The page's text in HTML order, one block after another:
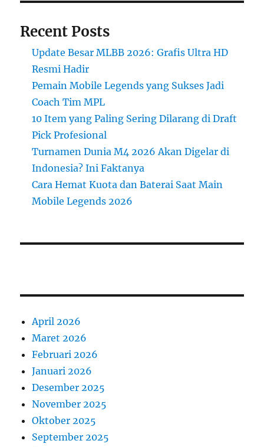
Recent Posts
Update Besar MLBB 2026: Grafis Ultra HD
Resmi Hadir
Pemain Mobile Legends yang Sukses Jadi
Coach Tim MPL
10 Item yang Paling Sering Dilarang di Draft
Pick Profesional
Turnamen Dunia M4 2026 Akan Digelar di
Indonesia? Ini Faktanya
Cara Hemat Kuota dan Baterai Saat Main
Mobile Legends 2026
April 2026
Maret 2026
Februari 2026
Januari 2026
Desember 2025
November 2025
Oktober 2025
September 2025